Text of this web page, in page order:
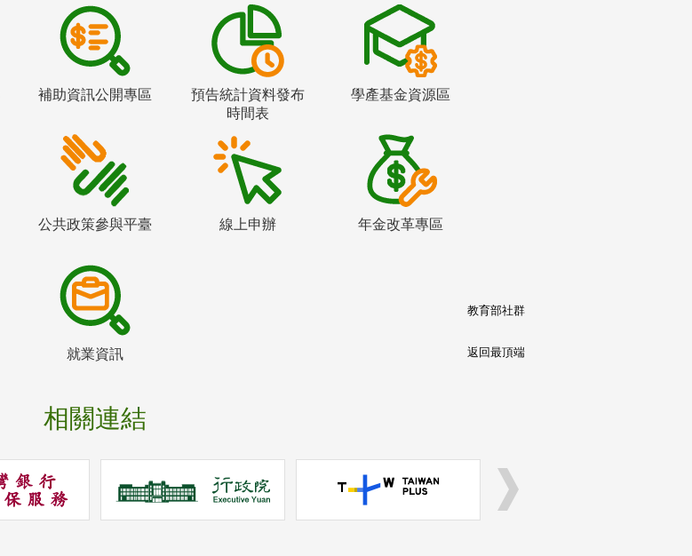
補助資訊公開專區
預告統計資料發布
時間表
學產基金資源區
公共政策參與平臺 線上申辦 年金改革專區
就業資訊
相關連結
教育部社群
返回最頂端